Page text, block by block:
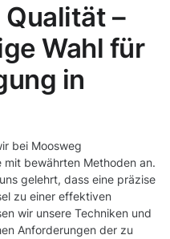
–
Wahl für
in
bei Moosweg
mit bewährten Methoden an.
gelehrt, dass eine präzise
zu einer effektiven
wir unsere Techniken und
Anforderungen der zu